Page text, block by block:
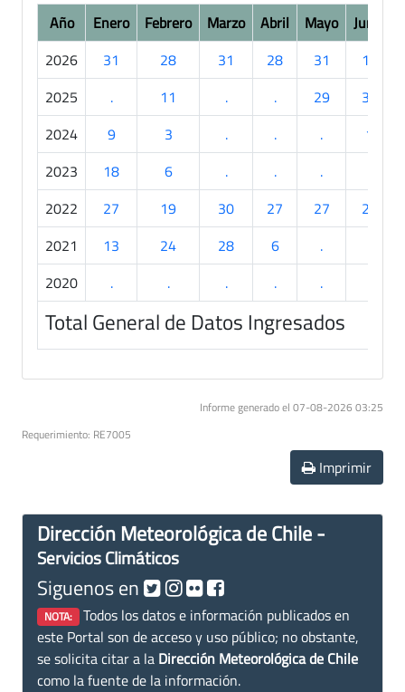
Año Enero Febrero Marzo Abril Mayo Junio
2026
31 28 31 28 31
19
2025
. 11 . . 29
30
2024
9 3 . . .
1
2023
18 6 . . .
2022
27 19 30 27 27
24
2021
13 24 28 6 .
2020
. . . . .
Total General de Datos Ingresados
Informe generado el 07-08-2026 03:25
Requerimiento: RE7005
Imprimir
Dirección Meteorológica de Chile -
Servicios Climáticos
Siguenos en
NOTA: Todos los datos e información publicados en
este Portal son de acceso y uso público; no obstante,
se solicita citar a la Dirección Meteorológica de Chile
como la fuente de la información.